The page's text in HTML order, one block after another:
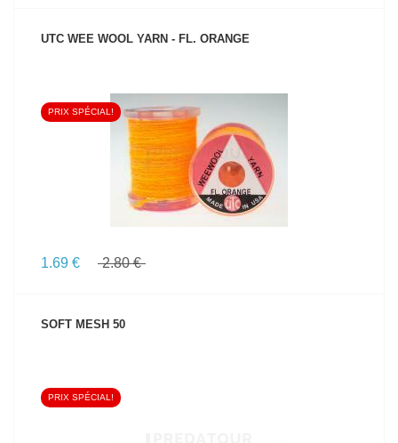
UTC WEE WOOL YARN - FL. ORANGE
VOIR LE PRODUIT
PRIX SPÉCIAL!
1.69 € 2.80 €
SOFT MESH 50
PRIX SPÉCIAL!